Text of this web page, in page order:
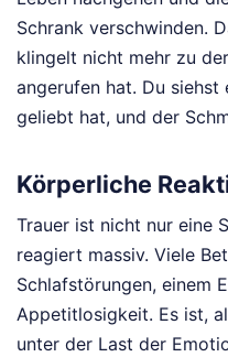
Schrank verschwinden.
klingelt nicht mehr zu
angerufen hat. Du siehst
geliebt hat, und der
Körperliche
Trauer ist nicht nur eine
reagiert massiv. Viele
Schlafstörungen, einem
Appetitlosigkeit. Es ist,
unter der Last der